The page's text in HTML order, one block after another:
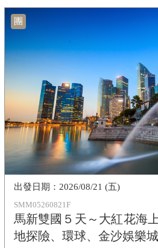
團
SMM05260821F
馬新雙國５天～大紅花海
地探險、環球、金沙娛樂城
2026/08/21 (五)